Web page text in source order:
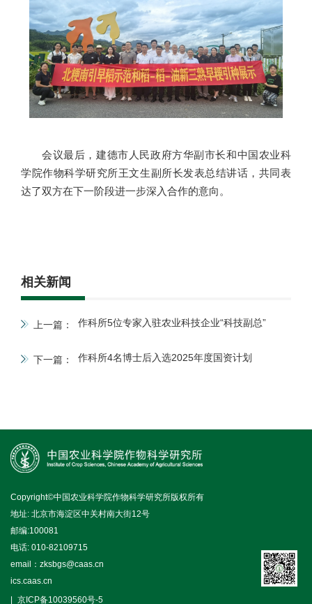
会议最后，建德市人民政府方华副市长和中国农业科
学院作物科学研究所王文生副所长发表总结讲话，共同表
达了双方在下一阶段进一步深入合作的意向。
相关新闻
上一篇： 作科所5位专家入驻农业科技企业“科技副总”
下一篇： 作科所4名博士后入选2025年度国资计划
Copyright©中国农业科学院作物科学研究所版权所有
地址: 北京市海淀区中关村南大街12号
邮编:100081
电话: 010-82109715
email：zksbgs@caas.cn
ics.caas.cn
京ICP备10039560号-5